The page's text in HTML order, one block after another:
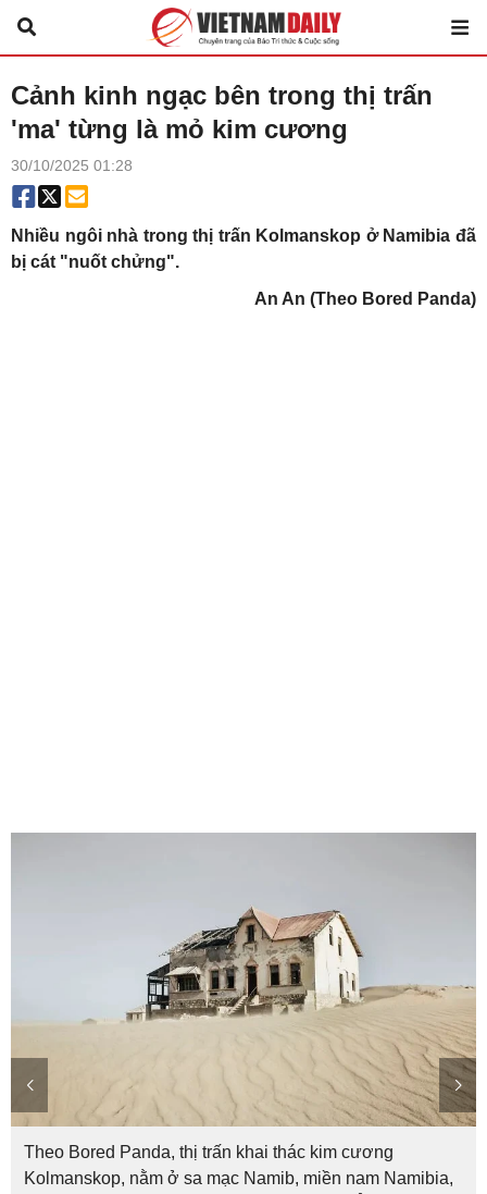
Cảnh kinh ngạc bên trong thị trấn
'ma' từng là mỏ kim cương
30/10/2025 01:28
Nhiều ngôi nhà trong thị trấn Kolmanskop ở Namibia đã
bị cát "nuốt chửng".
An An (Theo Bored Panda)
Theo Bored Panda, thị trấn khai thác kim cương
Kolmanskop, nằm ở sa mạc Namib, miền nam Namibia,